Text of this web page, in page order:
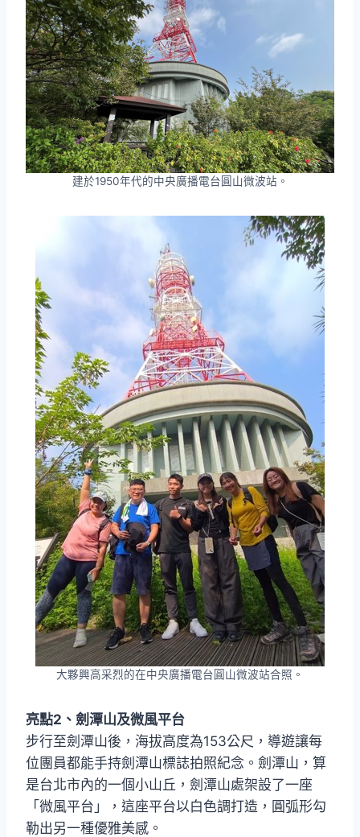
建於1950年代的中央廣播電台圓山微波站。
大夥興高采烈的在中央廣播電台圓山微波站合照。
亮點2、劍潭山及微風平台
步行至劍潭山後，海拔高度為153公尺，導遊讓每
位團員都能手持劍潭山標誌拍照紀念。劍潭山，算
是台北市內的一個小山丘，劍潭山處架設了一座
「微風平台」，這座平台以白色調打造，圓弧形勾
勒出另一種優雅美感。